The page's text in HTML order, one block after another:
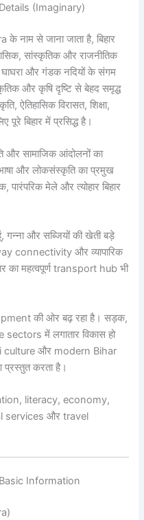
(Imaginary)
नाम से जाना जाता है, बिहार
सांस्कृतिक और राजनीतिक
घाघरा और गंडक नदियों के संगम
और कृषि दृष्टि से बेहद समृद्ध
ऐतिहासिक विरासत, शिक्षा,
पूरे बिहार में प्रसिद्ध है।
और सामाजिक आंदोलनों का
और लोकसंस्कृति का प्रमुख
पारंपरिक मेले और त्योहार बिहार
गन्ना और सब्जियों की खेती बड़े
connectivity और व्यापारिक
का महत्वपूर्ण transport hub भी
की ओर बढ़ रहा है। सड़क,
में लगातार विकास हो
culture और modern Bihar
प्रस्तुत करता है।
literacy, economy,
services और travel
Information